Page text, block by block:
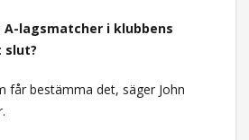
lagsmatcher i klubbens
slut?
får bestämma det, säger John